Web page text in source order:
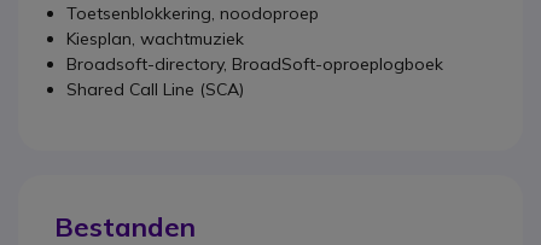
Toetsenblokkering, noodoproep
Kiesplan, wachtmuziek
Broadsoft-directory, BroadSoft-oproeplogboek
Shared Call Line (SCA)
Bestanden